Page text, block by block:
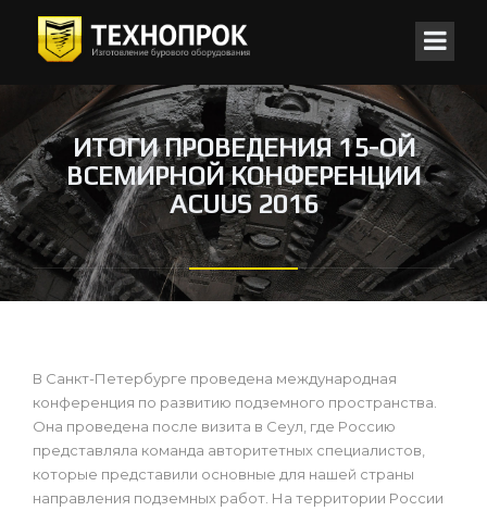
ИТОГИ ПРОВЕДЕНИЯ 15-ОЙ
ВСЕМИРНОЙ КОНФЕРЕНЦИИ
ACUUS 2016
В Санкт-Петербурге проведена международная
конференция по развитию подземного пространства.
Она проведена после визита в Сеул, где Россию
представляла команда авторитетных специалистов,
которые представили основные для нашей страны
направления подземных работ. На территории России